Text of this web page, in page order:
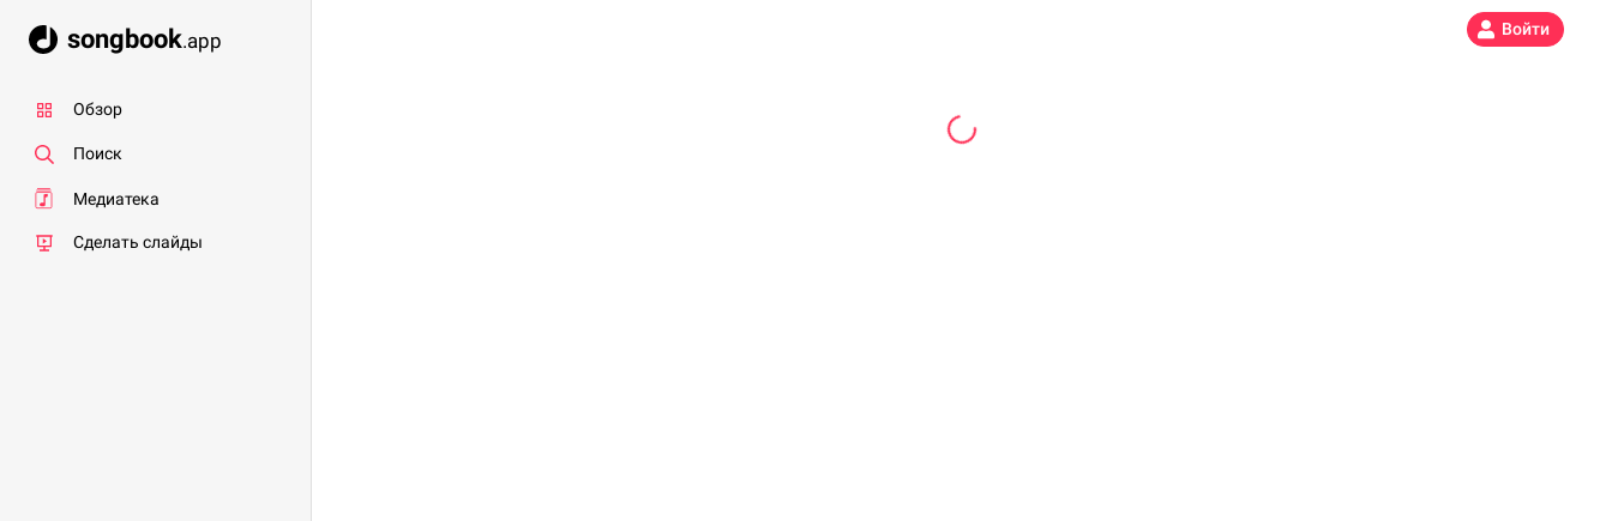
songbook.app
Обзор
Поиск
Медиатека
Сделать слайды
Войти